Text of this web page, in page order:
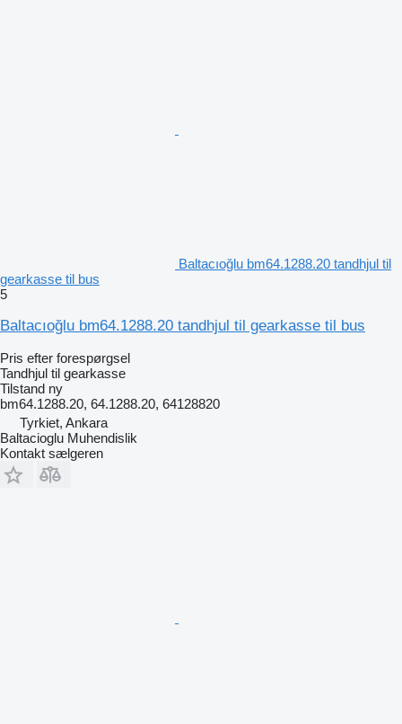
Baltacıoğlu bm64.1288.20 tandhjul til
gearkasse til bus
5
Baltacıoğlu bm64.1288.20 tandhjul til gearkasse til bus
Pris efter forespørgsel
Tandhjul til gearkasse
Tilstand ny
bm64.1288.20, 64.1288.20, 64128820
Tyrkiet, Ankara
Baltacioglu Muhendislik
Kontakt sælgeren